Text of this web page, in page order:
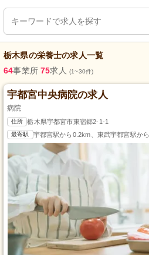
栃木県の栄養士の求人一覧
64事業所 75求人 (1~30件)
宇都宮中央病院の求人
病院
住所 栃木県宇都宮市東宿郷2-1-1
最寄駅 宇都宮駅から0.2km、東武宇都宮駅か